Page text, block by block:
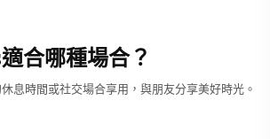
合哪種場合？
時間或社交場合享用，與朋友分享美好時光。